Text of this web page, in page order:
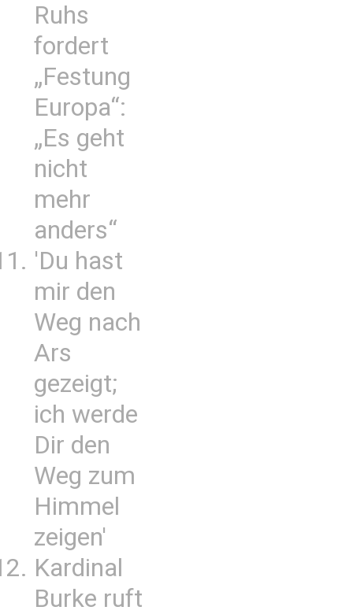
Ruhs
fordert
„Festung
Europa“:
„Es geht
nicht
mehr
anders“
'Du hast
mir den
Weg nach
Ars
gezeigt;
ich werde
Dir den
Weg zum
Himmel
zeigen'
Kardinal
Burke ruft